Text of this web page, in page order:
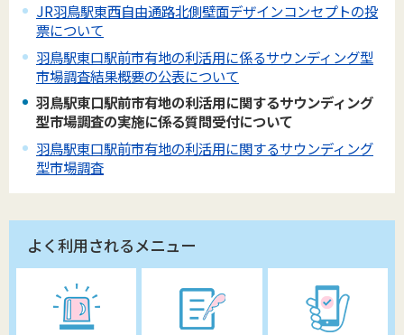
JR羽鳥駅東西自由通路北側壁面デザインコンセプトの投
票について
羽鳥駅東口駅前市有地の利活用に係るサウンディング型
市場調査結果概要の公表について
羽鳥駅東口駅前市有地の利活用に関するサウンディング
型市場調査の実施に係る質問受付について
羽鳥駅東口駅前市有地の利活用に関するサウンディング
型市場調査
よく利用されるメニュー